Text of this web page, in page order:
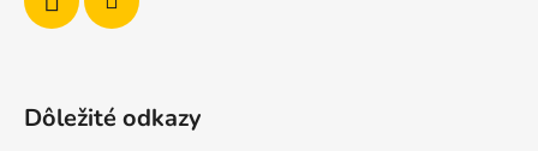
Dôležité odkazy